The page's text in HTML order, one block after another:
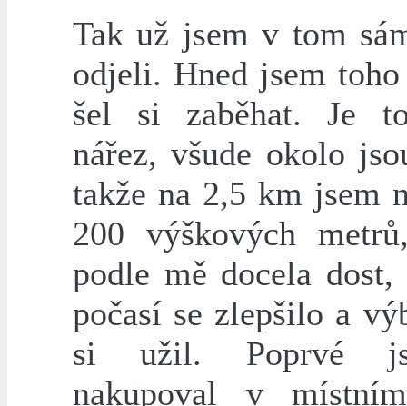
Tak už jsem v tom
odjeli. Hned jsem
šel si zaběhat. Je
nářez, všude okolo
takže na 2,5 km jsem
200 výškových
podle mě docela dost,
počasí se zlepšilo a
si užil. Poprvé
nakupoval v